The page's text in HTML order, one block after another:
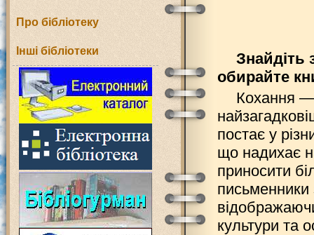
Про бібліотеку
Інші бібліотеки
Знайдіть
обирайте
Кохання —
постає у
що надихає
приносити
письменники
культури та